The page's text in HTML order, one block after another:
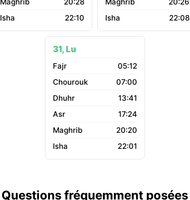
22:10
22:08
31, Lu
05:12
07:00
13:41
17:24
20:20
22:01
Questions fréquemment posées